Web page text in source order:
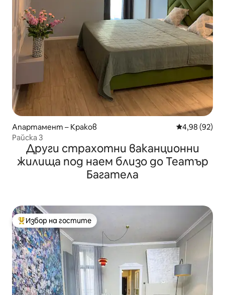
Апартамент – Краков Средна
4,98 (92)
Райска 3
Други страхотни ваканционни
жилища под наем близо до Театър
Багатела
Най-популярен избор на гостите
Избор на гостите